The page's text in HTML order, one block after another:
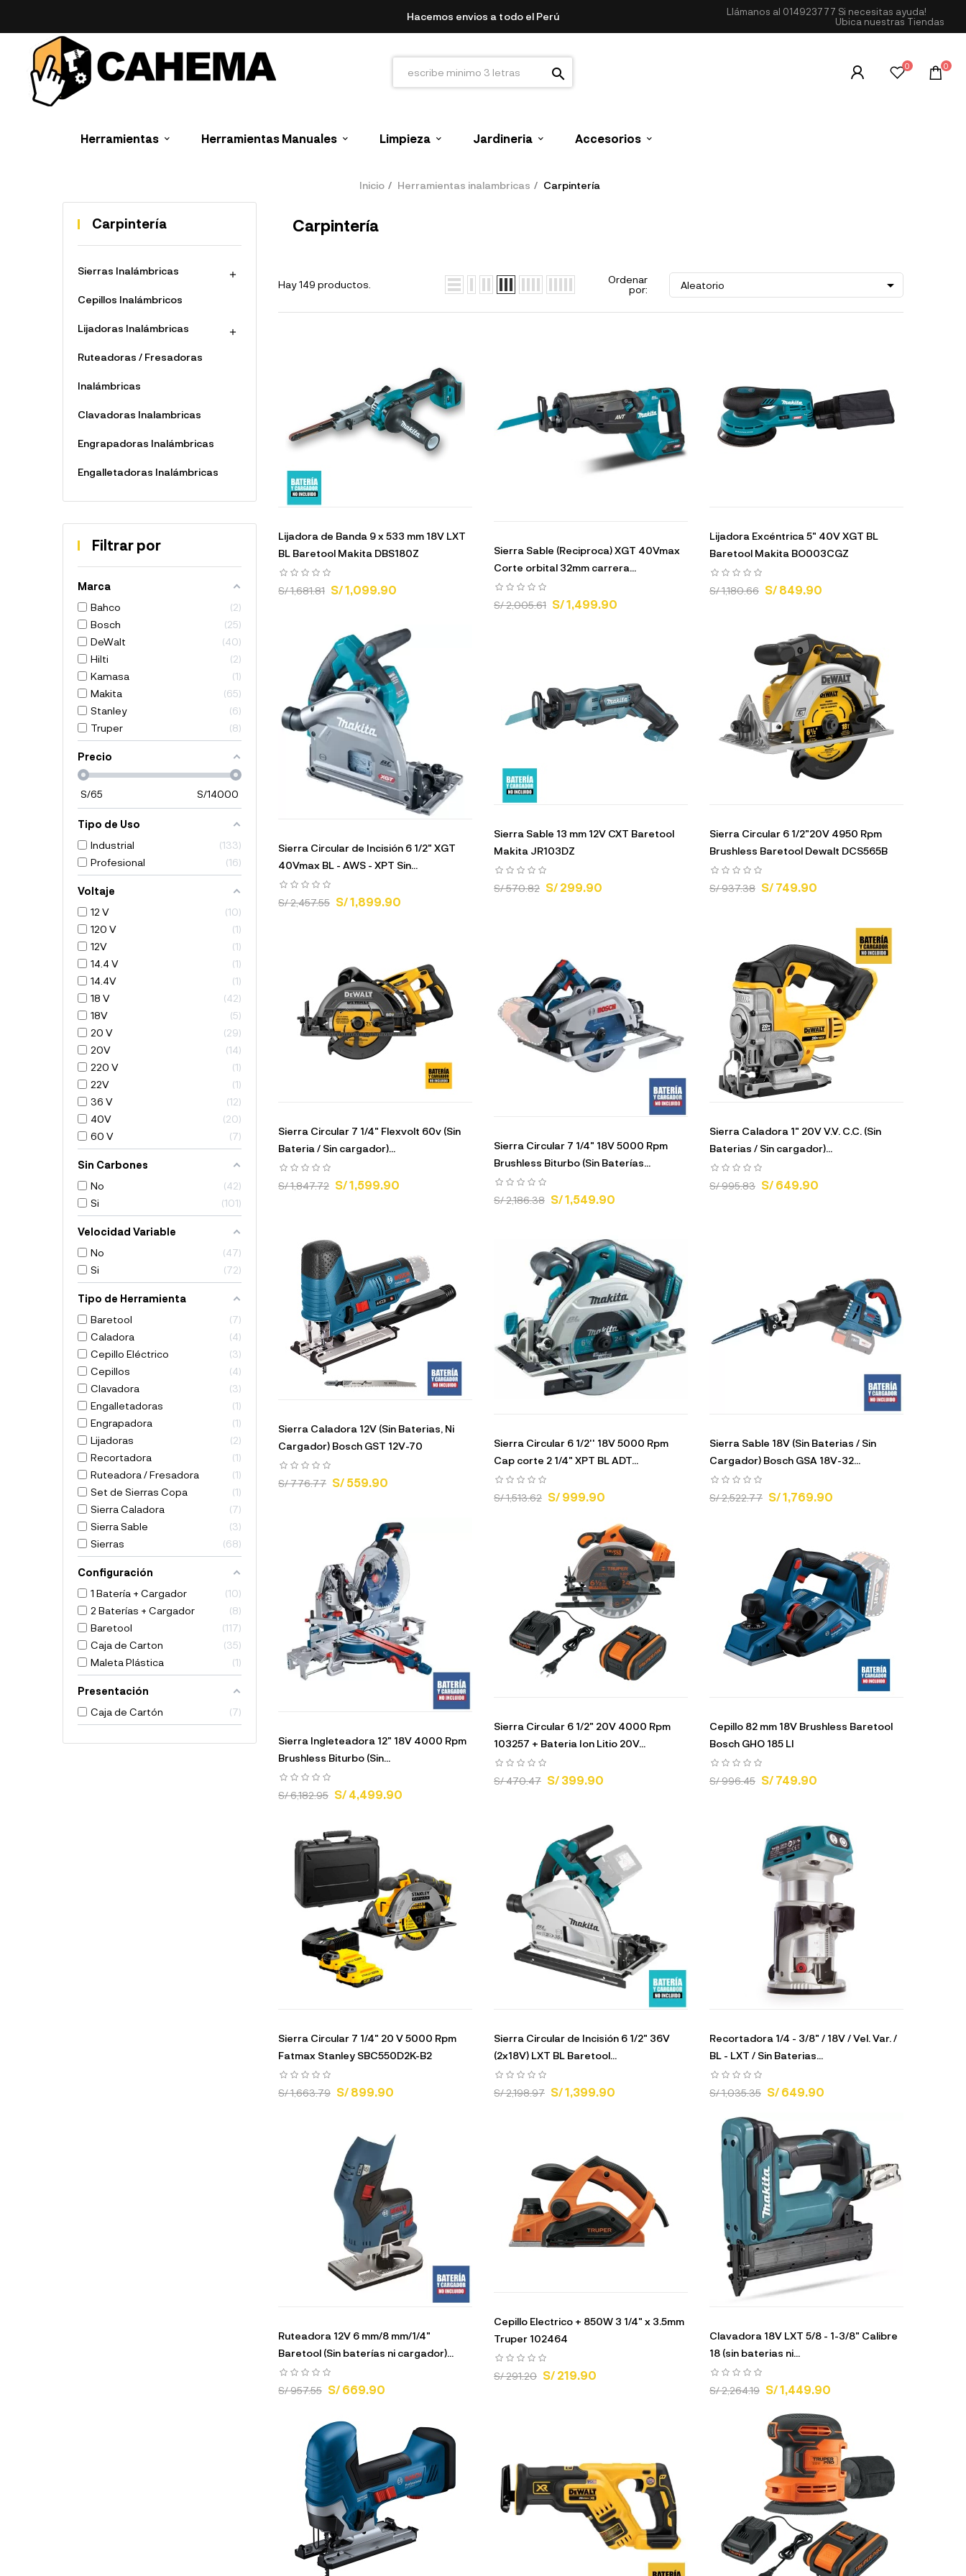
Hacemos envios a todo el Perú Llámanos al 014923777 Si necesitas ayuda!
Ubica nuestras Tiendas
search 0 0
Herramientas Herramientas Manuales Limpieza Jardineria Accesorios
Inicio Herramientas inalambricas Carpintería
Carpintería
Sierras Inalámbricas 
Cepillos Inalámbricos
Lijadoras Inalámbricas 
Ruteadoras / Fresadoras
Inalámbricas
Clavadoras Inalambricas
Engrapadoras Inalámbricas
Engalletadoras Inalámbricas
Filtrar por
Marca
Bahco
2
Bosch
25
DeWalt
40
Hilti
2
Kamasa
1
Makita
65
Stanley
6
Truper
8
Precio
S/65 S/14000
Tipo de Uso
Industrial
133
Profesional
16
Voltaje
12 V
10
120 V
1
12V
1
14.4 V
1
14.4V
1
18 V
42
18V
5
20 V
29
20V
14
220 V
1
22V
1
36 V
12
40V
20
60 V
7
Sin Carbones
No
42
Si
101
Velocidad Variable
No
47
Si
72
Tipo de Herramienta
Baretool
7
Caladora
4
Cepillo Eléctrico
3
Cepillos
4
Clavadora
3
Engalletadoras
1
Engrapadora
1
Lijadoras
2
Recortadora
1
Ruteadora / Fresadora
1
Set de Sierras Copa
1
Sierra Caladora
7
Sierra Sable
3
Sierras
68
Configuración
1 Batería + Cargador
10
2 Baterías + Cargador
8
Baretool
117
Caja de Carton
35
Maleta Plástica
1
Presentación
Caja de Cartón
7
Carpintería
Hay 149 productos.
Ordenar
por:
Aleatorio 
Lijadora de Banda 9 x 533 mm 18V LXT
BL Baretool Makita DBS180Z
S/ 1,681.81 S/ 1,099.90
Sierra Sable (Reciproca) XGT 40Vmax
Corte orbital 32mm carrera...
S/ 2,005.61 S/ 1,499.90
Lijadora Excéntrica 5" 40V XGT BL
Baretool Makita BO003CGZ
S/ 1,180.66 S/ 849.90
Sierra Circular de Incisión 6 1/2" XGT
40Vmax BL - AWS - XPT Sin...
S/ 2,457.55 S/ 1,899.90
Sierra Sable 13 mm 12V CXT Baretool
Makita JR103DZ
S/ 570.82 S/ 299.90
Sierra Circular 6 1/2"20V 4950 Rpm
Brushless Baretool Dewalt DCS565B
S/ 937.38 S/ 749.90
Sierra Circular 7 1/4" Flexvolt 60v (Sin
Bateria / Sin cargador)...
S/ 1,847.72 S/ 1,599.90
Sierra Circular 7 1/4" 18V 5000 Rpm
Brushless Biturbo (Sin Baterías...
S/ 2,186.38 S/ 1,549.90
Sierra Caladora 1" 20V V.V. C.C. (Sin
Baterias / Sin cargador)...
S/ 995.83 S/ 649.90
Sierra Caladora 12V (Sin Baterias, Ni
Cargador) Bosch GST 12V-70
S/ 776.77 S/ 559.90
Sierra Circular 6 1/2'' 18V 5000 Rpm
Cap corte 2 1/4" XPT BL ADT...
S/ 1,513.62 S/ 999.90
Sierra Sable 18V (Sin Baterias / Sin
Cargador) Bosch GSA 18V-32...
S/ 2,522.77 S/ 1,769.90
Sierra Ingleteadora 12" 18V 4000 Rpm
Brushless Biturbo (Sin...
S/ 6,182.95 S/ 4,499.90
Sierra Circular 6 1/2" 20V 4000 Rpm
103257 + Bateria Ion Litio 20V...
S/ 470.47 S/ 399.90
Cepillo 82 mm 18V Brushless Baretool
Bosch GHO 185 LI
S/ 996.45 S/ 749.90
Sierra Circular 7 1/4" 20 V 5000 Rpm
Fatmax Stanley SBC550D2K-B2
S/ 1,663.79 S/ 899.90
Sierra Circular de Incisión 6 1/2" 36V
(2x18V) LXT BL Baretool...
S/ 2,198.97 S/ 1,399.90
Recortadora 1/4 - 3/8" / 18V / Vel. Var. /
BL - LXT / Sin Baterias...
S/ 1,035.35 S/ 649.90
Ruteadora 12V 6 mm/8 mm/1/4"
Baretool (Sin baterías ni cargador)...
S/ 957.55 S/ 669.90
Cepillo Electrico + 850W 3 1/4" x 3.5mm
Truper 102464
S/ 291.20 S/ 219.90
Clavadora 18V LXT 5/8 - 1-3/8" Calibre
18 (sin baterias ni...
S/ 2,264.19 S/ 1,449.90